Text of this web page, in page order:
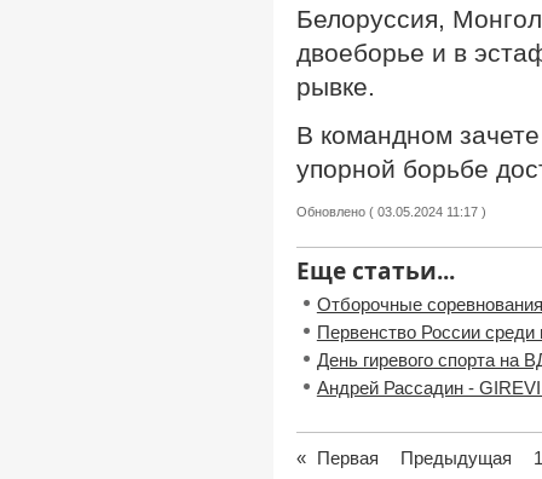
Белоруссия,
двоеборье и в
рывке.
В командном
упорной борьбе
Обновлено ( 03.05.2024 11:17 )
Еще статьи...
Отборочные
Первенство России
День гиревого спорта на
Андрей Рассадин -
« Первая Предыдущая 1